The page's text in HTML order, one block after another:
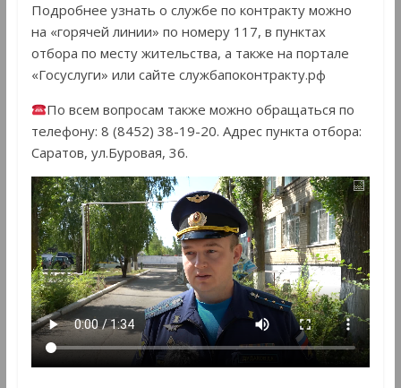
Подробнее узнать о службе по контракту можно
на «горячей линии» по номеру 117, в пунктах
отбора по месту жительства, а также на портале
«Госуслуги» или сайте службапоконтракту.рф
По всем вопросам также можно обращаться по
телефону: 8 (8452) 38-19-20. Адрес пункта отбора:
Саратов, ул.Буровая, 36.